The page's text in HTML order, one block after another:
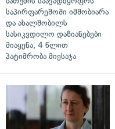
საპირფარეშოში იმშობიარა
და ახალშობილს
სასიკვდილო დაზიანებები
მიაყენა, 4 წლით
პატიმრობა მიესაჯა